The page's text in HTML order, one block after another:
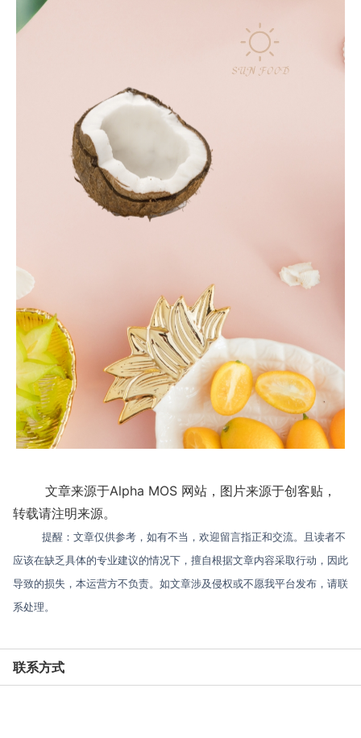
文章来源于Alpha MOS 网站，图片来源于创客贴，
转载请注明来源。
提醒：文章仅供参考，如有不当，欢迎留言指正和交流。且读者不
应该在缺乏具体的专业建议的情况下，擅自根据文章内容采取行动，因此
导致的损失，本运营方不负责。如文章涉及侵权或不愿我平台发布，请联
系处理。
联系方式